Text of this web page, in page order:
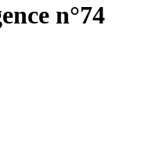
n°74